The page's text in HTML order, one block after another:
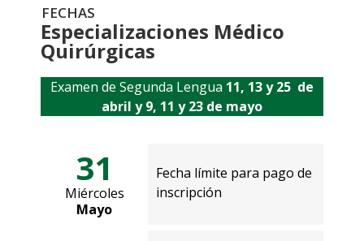
FECHAS
Especializaciones Médico
Quirúrgicas
Examen de Segunda Lengua 11, 13 y 25 de
abril y 9, 11 y 23 de mayo
31
Miércoles
Mayo
Fecha límite para pago de
inscripción